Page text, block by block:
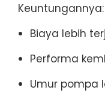
Keuntungannya:
Biaya lebih
Performa
Umur pompa